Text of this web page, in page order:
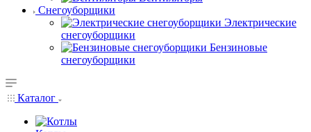
Снегоуборщики
Электрические
снегоуборщики
Бензиновые
снегоуборщики
Каталог